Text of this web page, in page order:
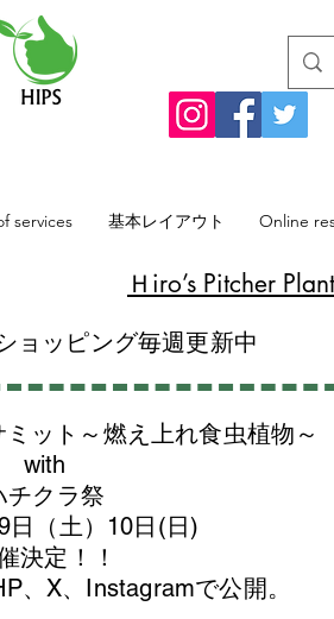
services 基本レイアウト Online
Ｈiro’s Pitcher
ョッピング毎週更新中
ット～燃え上れ食虫植物～
with
チクラ祭
日（土）10日(日)
決定！！
、X、Instagramで公開。